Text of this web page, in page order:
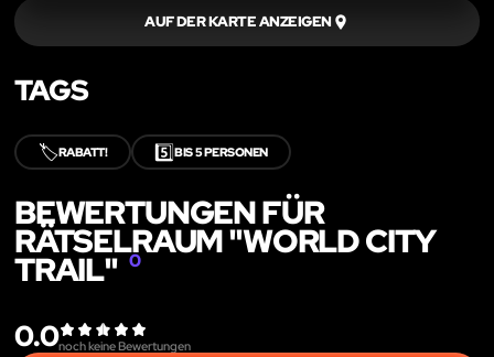
AUF DER KARTE ANZEIGEN
TAGS
🏷️RABATT! 5️⃣BIS 5 PERSONEN
BEWERTUNGEN FÜR
RÄTSELRAUM "WORLD CITY
TRAIL" 0
0.0noch keine Bewertungen